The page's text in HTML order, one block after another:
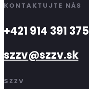
KONTAKTUJTE NÁS
+421 914 391 375
szzv@szzv.sk
SZZV